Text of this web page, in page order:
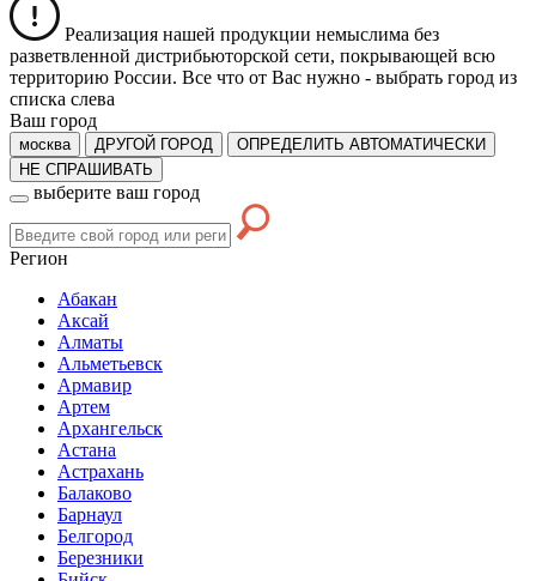
Реализация нашей продукции немыслима без
разветвленной дистрибьюторской сети, покрывающей всю
территорию России. Все что от Вас нужно - выбрать город из
списка слева
Ваш город
москва ДРУГОЙ ГОРОД
ОПРЕДЕЛИТЬ АВТОМАТИЧЕСКИ
НЕ СПРАШИВАТЬ
выберите ваш город
Регион
Абакан
Аксай
Алматы
Альметьевск
Армавир
Артем
Архангельск
Астана
Астрахань
Балаково
Барнаул
Белгород
Березники